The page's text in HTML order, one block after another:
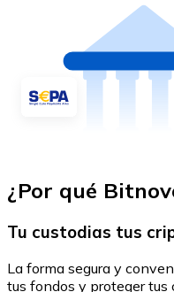
¿Por qué
Tu custodias tus
La forma segura y
tus fondos y proteger tus